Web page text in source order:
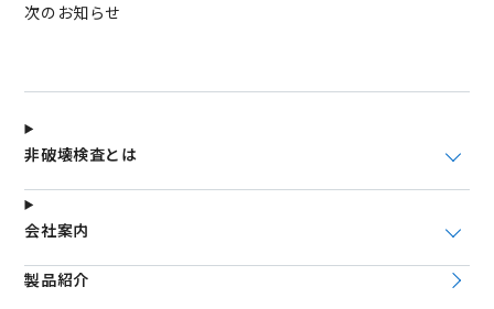
次のお知らせ
非破壊検査とは
会社案内
製品紹介